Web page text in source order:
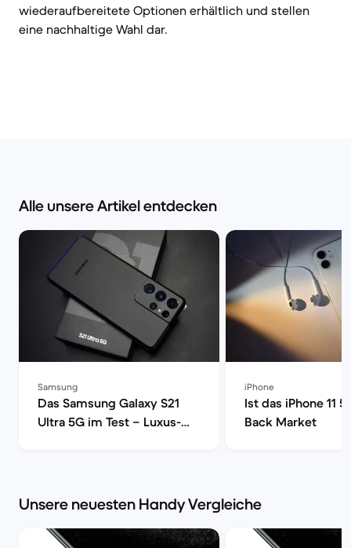
wiederaufbereitete Optionen erhältlich und stellen
eine nachhaltige Wahl dar.
Alle unsere Artikel entdecken
Samsung
Das Samsung Galaxy S21
Ultra 5G im Test – Luxus-
iPhone
Ist das iPhone 11
Back Market
Unsere neuesten Handy Vergleiche